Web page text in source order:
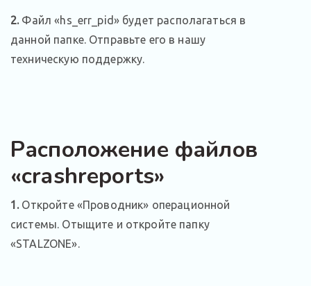
2. Файл «hs_err_pid» будет располагаться в
данной папке. Отправьте его в нашу
техническую поддержку.
Расположение файлов
«crashreports»
1. Откройте «Проводник» операционной
системы. Отыщите и откройте папку
«STALZONE».